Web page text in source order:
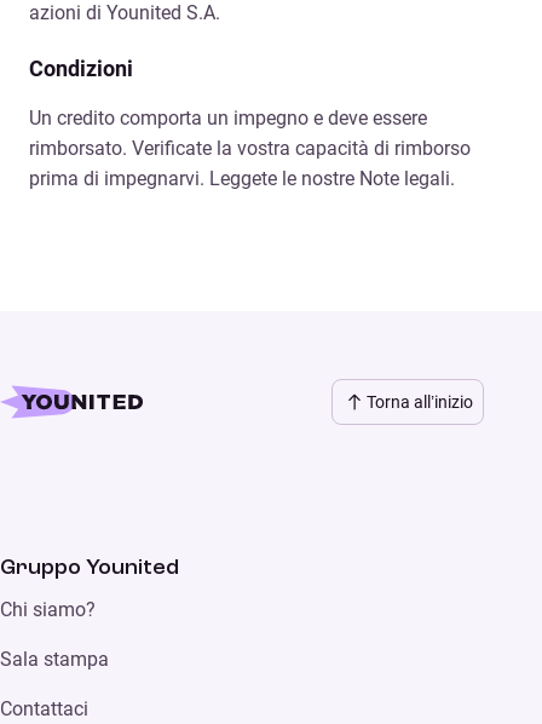
azioni di Younited S.A.
Condizioni
Un credito comporta un impegno e deve essere
rimborsato. Verificate la vostra capacità di rimborso
prima di impegnarvi. Leggete le nostre Note legali.
Torna all’inizio
Gruppo Younited
Chi siamo?
Sala stampa
Contattaci